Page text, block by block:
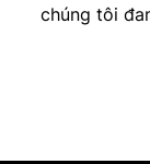
chúng tôi